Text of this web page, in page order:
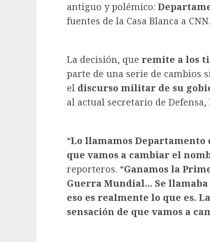
antiguo y polémico:
fuentes de la Casa Blanca a CNN.
La decisión, que remite a los
parte de una serie de cambios
el discurso militar de su
al actual secretario de Defensa,
“Lo llamamos Departamento
que vamos a cambiar el
reporteros. “Ganamos la
Guerra Mundial… Se
eso es realmente lo que es.
sensación de que vamos a